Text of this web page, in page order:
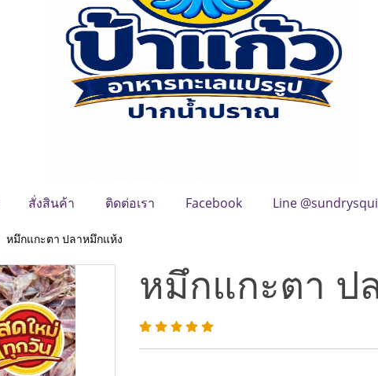
สั่งสินค้า ติดต่อเรา Facebook Line
หมึกแกะตา ปลาหมึกแห้ง
หมึกแกะตา ป